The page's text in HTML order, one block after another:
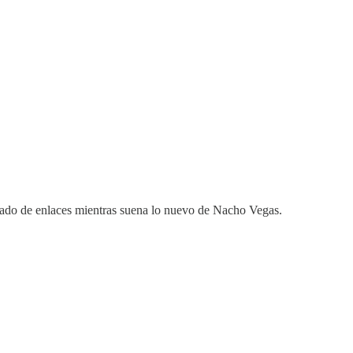
de enlaces mientras suena lo nuevo de Nacho Vegas.